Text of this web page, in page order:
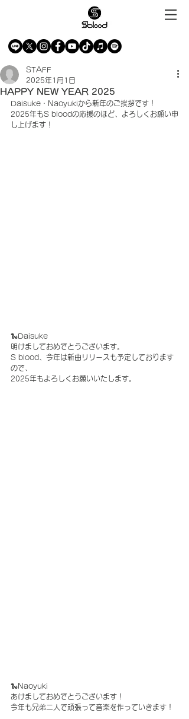
HAPPY NEW YEAR 2025
STAFF
2025年1月1日
Daisuke・Naoyukiから新年のご挨拶です！
2025年もS bloodの応援のほど、よろしくお願い申
し上げます！
🐍Daisuke
明けましておめでとうございます。
S blood、今年は新曲リリースも予定しております
ので、
2025年もよろしくお願いいたします。
🐍Naoyuki
あけましておめでとうございます！
今年も兄弟二人で頑張って音楽を作っていきます！